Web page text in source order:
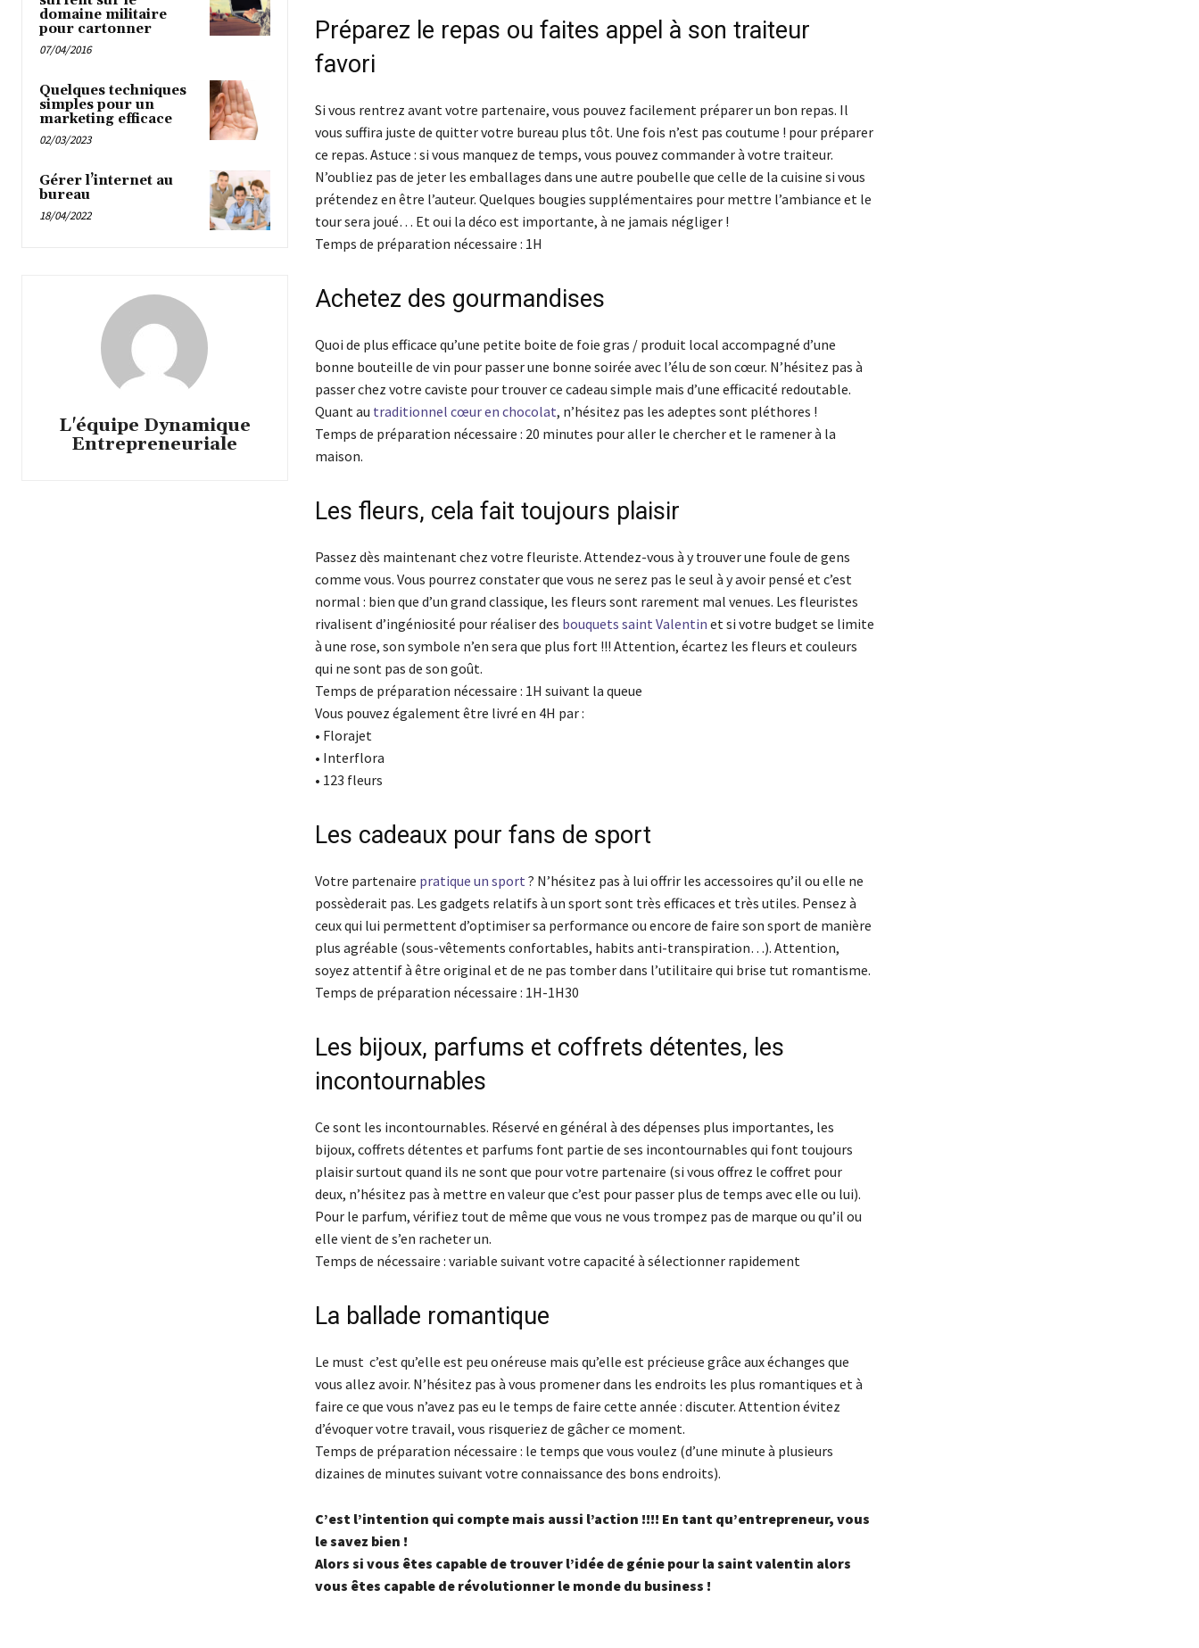
domaine militaire
pour cartonner
07/04/2016
Quelques techniques
simples pour un
marketing efficace
02/03/2023
Gérer l’internet au
bureau
18/04/2022
L'équipe Dynamique
Entrepreneuriale
Préparez le repas ou faites appel à son traiteur
favori
Si vous rentrez avant votre partenaire, vous pouvez facilement préparer un bon repas. Il
vous suffira juste de quitter votre bureau plus tôt. Une fois n’est pas coutume ! pour préparer
ce repas. Astuce : si vous manquez de temps, vous pouvez commander à votre traiteur.
N’oubliez pas de jeter les emballages dans une autre poubelle que celle de la cuisine si vous
prétendez en être l’auteur. Quelques bougies supplémentaires pour mettre l’ambiance et le
tour sera joué… Et oui la déco est importante, à ne jamais négliger !
Temps de préparation nécessaire : 1H
Achetez des gourmandises
Quoi de plus efficace qu’une petite boite de foie gras / produit local accompagné d’une
bonne bouteille de vin pour passer une bonne soirée avec l’élu de son cœur. N’hésitez pas à
passer chez votre caviste pour trouver ce cadeau simple mais d’une efficacité redoutable.
Quant au traditionnel cœur en chocolat, n’hésitez pas les adeptes sont pléthores !
Temps de préparation nécessaire : 20 minutes pour aller le chercher et le ramener à la
maison.
Les fleurs, cela fait toujours plaisir
Passez dès maintenant chez votre fleuriste. Attendez-vous à y trouver une foule de gens
comme vous. Vous pourrez constater que vous ne serez pas le seul à y avoir pensé et c’est
normal : bien que d’un grand classique, les fleurs sont rarement mal venues. Les fleuristes
rivalisent d’ingéniosité pour réaliser des bouquets saint Valentin et si votre budget se limite
à une rose, son symbole n’en sera que plus fort !!! Attention, écartez les fleurs et couleurs
qui ne sont pas de son goût.
Temps de préparation nécessaire : 1H suivant la queue
Vous pouvez également être livré en 4H par :
• Florajet
• Interflora
• 123 fleurs
Les cadeaux pour fans de sport
Votre partenaire pratique un sport ? N’hésitez pas à lui offrir les accessoires qu’il ou elle ne
possèderait pas. Les gadgets relatifs à un sport sont très efficaces et très utiles. Pensez à
ceux qui lui permettent d’optimiser sa performance ou encore de faire son sport de manière
plus agréable (sous-vêtements confortables, habits anti-transpiration…). Attention,
soyez attentif à être original et de ne pas tomber dans l’utilitaire qui brise tut romantisme.
Temps de préparation nécessaire : 1H-1H30
Les bijoux, parfums et coffrets détentes, les
incontournables
Ce sont les incontournables. Réservé en général à des dépenses plus importantes, les
bijoux, coffrets détentes et parfums font partie de ses incontournables qui font toujours
plaisir surtout quand ils ne sont que pour votre partenaire (si vous offrez le coffret pour
deux, n’hésitez pas à mettre en valeur que c’est pour passer plus de temps avec elle ou lui).
Pour le parfum, vérifiez tout de même que vous ne vous trompez pas de marque ou qu’il ou
elle vient de s’en racheter un.
Temps de nécessaire : variable suivant votre capacité à sélectionner rapidement
La ballade romantique
Le must c’est qu’elle est peu onéreuse mais qu’elle est précieuse grâce aux échanges que
vous allez avoir. N’hésitez pas à vous promener dans les endroits les plus romantiques et à
faire ce que vous n’avez pas eu le temps de faire cette année : discuter. Attention évitez
d’évoquer votre travail, vous risqueriez de gâcher ce moment.
Temps de préparation nécessaire : le temps que vous voulez (d’une minute à plusieurs
dizaines de minutes suivant votre connaissance des bons endroits).
C’est l’intention qui compte mais aussi l’action !!!! En tant qu’entrepreneur, vous
le savez bien !
Alors si vous êtes capable de trouver l’idée de génie pour la saint valentin alors
vous êtes capable de révolutionner le monde du business !